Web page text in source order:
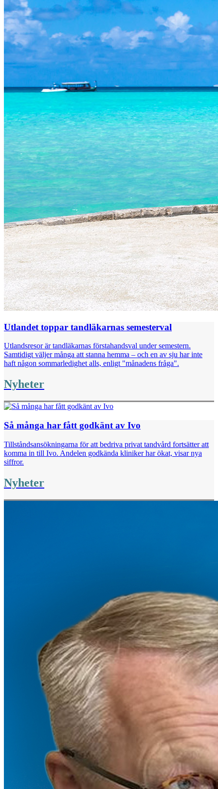
Utlandet toppar tandläkarnas semesterval
Utlandsresor är tandläkarnas förstahandsval under semestern.
Samtidigt väljer många att stanna hemma – och en av sju har inte
haft någon sommarledighet alls, enligt "månadens fråga".
Nyheter
Så många har fått godkänt av Ivo
Tillståndsansökningarna för att bedriva privat tandvård fortsätter att
komma in till Ivo. Andelen godkända kliniker har ökat, visar nya
siffror.
Nyheter